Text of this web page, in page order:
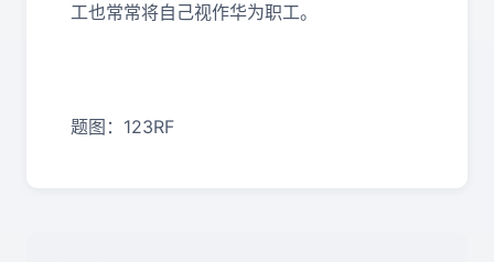
工也常常将自己视作华为职工。
题图：123RF